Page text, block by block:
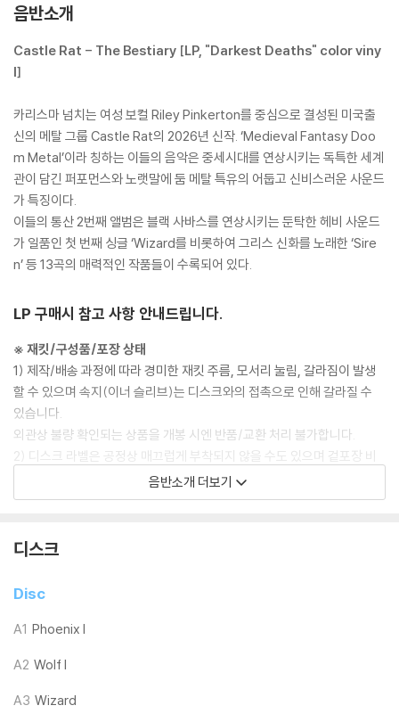
음반소개
Castle Rat - The Bestiary [LP, "Darkest Deaths" color viny
l]
카리스마 넘치는 여성 보컬 Riley Pinkerton를 중심으로 결성된 미국출
신의 메탈 그룹 Castle Rat의 2026년 신작. ‘Medieval Fantasy Doo
m Metal’이라 칭하는 이들의 음악은 중세시대를 연상시키는 독특한 세계
관이 담긴 퍼포먼스와 노랫말에 둠 메탈 특유의 어둡고 신비스러운 사운드
가 특징이다.
이들의 통산 2번째 앨범은 블랙 사바스를 연상시키는 둔탁한 헤비 사운드
가 일품인 첫 번째 싱글 ‘Wizard를 비롯하여 그리스 신화를 노래한 ‘Sire
n’ 등 13곡의 매력적인 작품들이 수록되어 있다.
LP 구매시 참고 사항 안내드립니다.
※ 재킷/구성품/포장 상태
1) 제작/배송 과정에 따라 경미한 재킷 주름, 모서리 눌림, 갈라짐이 발생
할 수 있으며 속지(이너 슬리브)는 디스크와의 접촉으로 인해 갈라질 수
있습니다.
외관상 불량 확인되는 상품을 개봉 시엔 반품/교환 처리 불가합니다.
2) 디스크 라벨은 공정상 매끄럽게 부착되지 않을 수도 있으며 겉포장 비
닐은 품질보증대상이 아닙니다.
3) 일본 제작 LP는 대부분 겉비닐이 밀봉되어 있지 않습니다.
※ 재생 불량
1) 침압 조절 기능이 없는 턴테이블을 사용하시는 경우, (주로 올인원 형태
수 있습니다.
하니 침압 조절이 가능한 기기에서 재생하실 것을 권유 드립니다.
2) 디스크는 정전기와 먼지로 인해 재생이 원활하지 않은 경우가 있습니
음반소개 더보기
디스크
Disc
A1 Phoenix I
A2 Wolf I
A3 Wizard